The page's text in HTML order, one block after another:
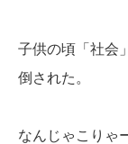
子供の頃「社会
倒された。
なんじゃこりゃ